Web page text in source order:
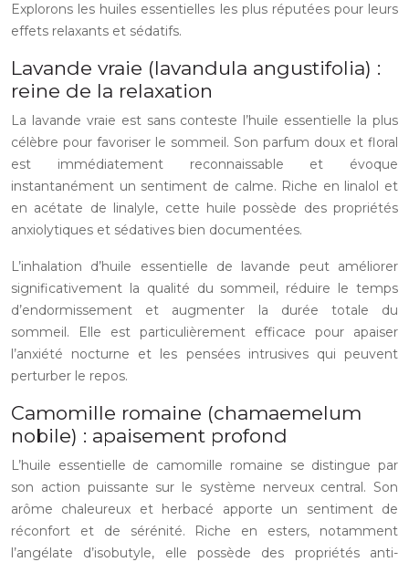
Explorons les huiles essentielles les plus réputées pour leurs
effets relaxants et sédatifs.
Lavande vraie (lavandula angustifolia) :
reine de la relaxation
La lavande vraie est sans conteste l’huile essentielle la plus
célèbre pour favoriser le sommeil. Son parfum doux et floral
est immédiatement reconnaissable et évoque
instantanément un sentiment de calme. Riche en linalol et
en acétate de linalyle, cette huile possède des propriétés
anxiolytiques et sédatives bien documentées.
L’inhalation d’huile essentielle de lavande peut améliorer
significativement la qualité du sommeil, réduire le temps
d’endormissement et augmenter la durée totale du
sommeil. Elle est particulièrement efficace pour apaiser
l’anxiété nocturne et les pensées intrusives qui peuvent
perturber le repos.
Camomille romaine (chamaemelum
nobile) : apaisement profond
L’huile essentielle de camomille romaine se distingue par
son action puissante sur le système nerveux central. Son
arôme chaleureux et herbacé apporte un sentiment de
réconfort et de sérénité. Riche en esters, notamment
l’angélate d’isobutyle, elle possède des propriétés anti-